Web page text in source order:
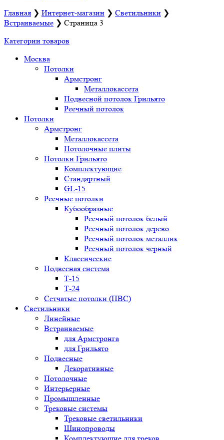
Главная ❯ Интернет-магазин ❯ Светильники ❯
Встраиваемые ❯ Страница 3
Категории товаров
Москва
Потолки
Армстронг
Металлокассета
Подвесной потолок Грильято
Реечный потолок
Потолки
Армстронг
Металлокассета
Потолочные плиты
Потолки Грильято
Комплектующие
Стандартный
GL-15
Реечные потолки
Кубообразные
Реечный потолок белый
Реечный потолок дерево
Реечный потолок металлик
Реечный потолок черный
Классические
Подвесная система
Т-15
Т-24
Сетчатые потолки (ПВС)
Светильники
Линейные
Встраиваемые
для Армстронга
для Грильято
Подвесные
Декоративные
Потолочные
Интерьерные
Промышленные
Трековые системы
Трековые светильники
Шинопроводы